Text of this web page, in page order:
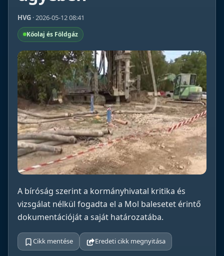
HVG · 2026-05-12 08:41
Kőolaj és Földgáz
A bíróság szerint a kormányhivatal kritika és
vizsgálat nélkül fogadta el a Mol balesetet érintő
dokumentációját a saját határozatába.
Cikk mentése Eredeti cikk megnyitása